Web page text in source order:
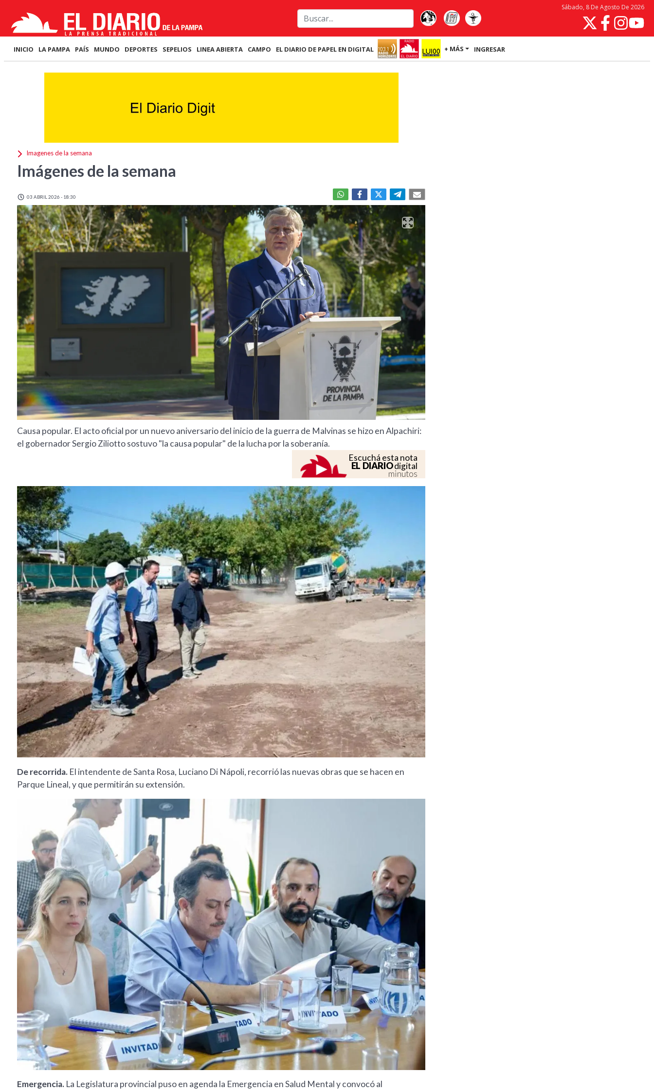
Sábado, 8 De Agosto De 2026
INICIO LA PAMPA PAÍS MUNDO DEPORTES SEPELIOS LINEA ABIERTA CAMPO EL DIARIO DE PAPEL EN DIGITAL + MÁS INGRESAR
Imagenes de la semana
Imágenes de la semana
03 ABRIL 2026 - 18:30
Causa popular. El acto oficial por un nuevo aniversario del inicio de la guerra de Malvinas se hizo en Alpachiri:
el gobernador Sergio Ziliotto sostuvo "la causa popular" de la lucha por la soberanía.
Escuchá esta nota
EL DIARIOdigital
minutos
De recorrida. El intendente de Santa Rosa, Luciano Di Nápoli, recorrió las nuevas obras que se hacen en
Parque Lineal, y que permitirán su extensión.
Emergencia. La Legislatura provincial puso en agenda la Emergencia en Salud Mental y convocó al